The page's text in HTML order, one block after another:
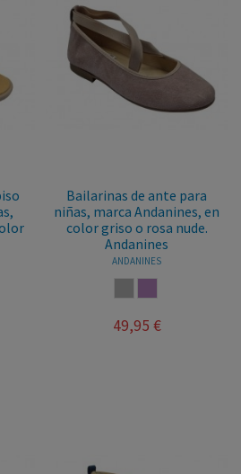
Bailarinas de ante para
niñas, marca Andanines, en
color griso o rosa nude.
Andanines
ANDANINES
49,95 €